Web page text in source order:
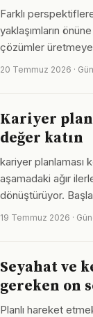
Farklı
yaklaşımların
çözümler üretmeye
20 Temmuz 2026 ·
Kariyer
değer katın
kariyer planlaması
aşamadaki ağır
dönüştürüyor.
19 Temmuz 2026 ·
Seyahat ve
gereken on
Planlı hareket